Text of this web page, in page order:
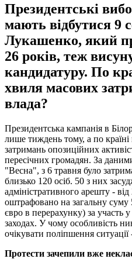
Президентські
мають відбутися 9
Лукашенко, який
26 років, теж
кандидатуру. По
хвиля масових
влада?
Президентська кампанія в
лише тиждень тому, а по
затримань опозиційних
пересічних громадян. За
"Весна", з 6 травня було
близько 120 осіб. 50 з них
адміністративного арешту -
оштрафовано на загальну суму
євро в перерахунку) за участь
заходах. У чому особливість
очікувати поліпшення
Протести зачепили вже